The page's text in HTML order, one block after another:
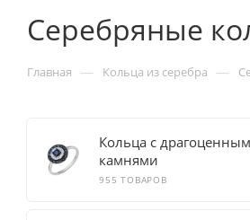
Серебряные
Главная — Кольца из серебра —
Кольца с
камнями
955 ТОВАРОВ